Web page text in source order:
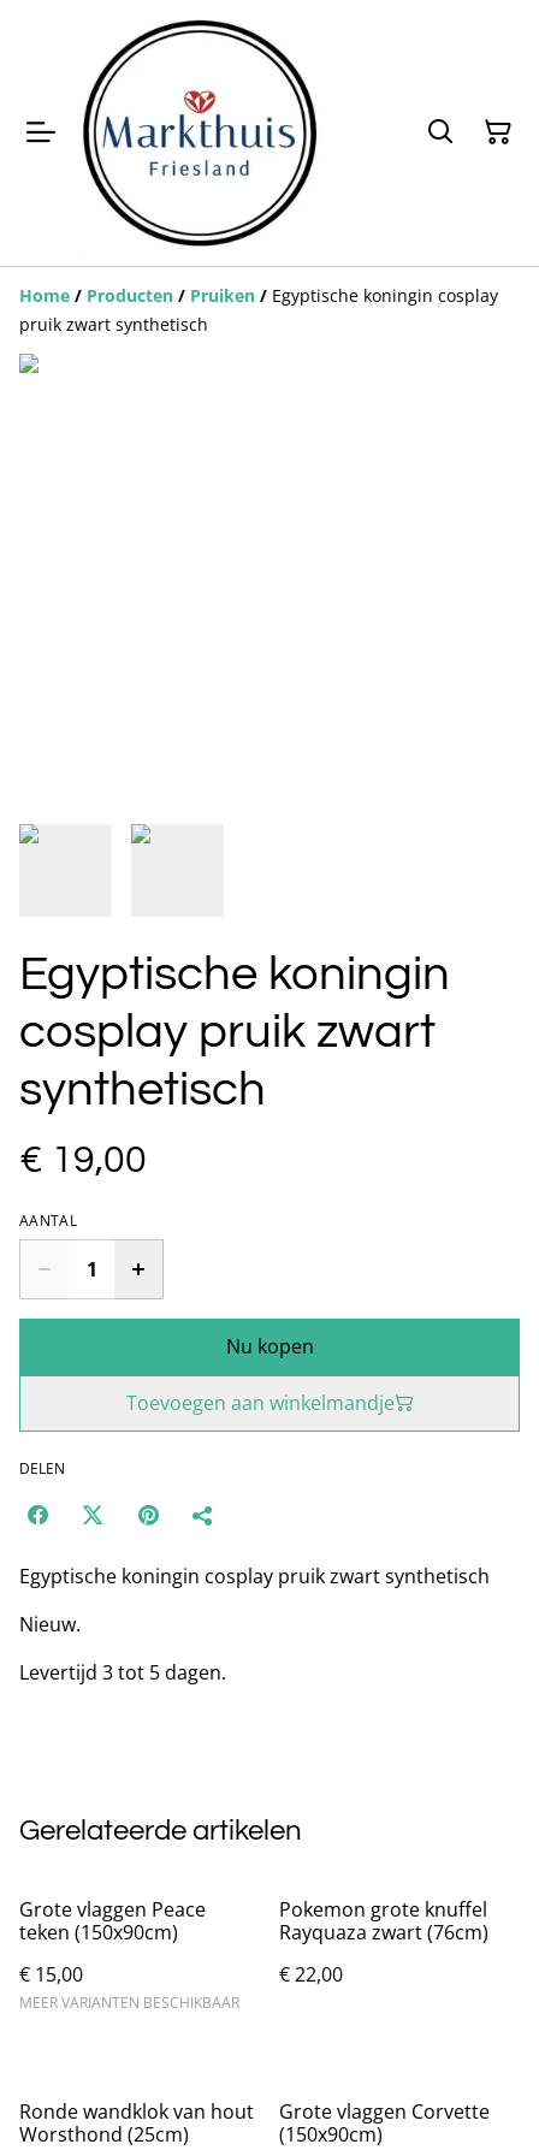
Home / Producten / Pruiken / Egyptische koningin cosplay
pruik zwart synthetisch
Egyptische koningin
cosplay pruik zwart
synthetisch
€ 19,00
AANTAL
Nu kopen
Toevoegen aan winkelmandje
DELEN
Egyptische koningin cosplay pruik zwart synthetisch
Nieuw.
Levertijd 3 tot 5 dagen.
Gerelateerde artikelen
Grote vlaggen Peace
teken (150x90cm)
€ 15,00
MEER VARIANTEN BESCHIKBAAR
Pokemon grote knuffel
Rayquaza zwart (76cm)
€ 22,00
Ronde wandklok van hout
Worsthond (25cm)
Grote vlaggen Corvette
(150x90cm)